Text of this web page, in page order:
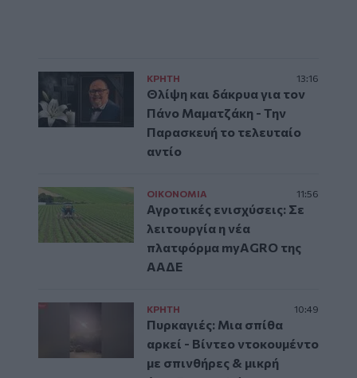
ΚΡΗΤΗ 13:16
Θλίψη και δάκρυα για τον
Πάνο Μαματζάκη - Την
Παρασκευή το τελευταίο
αντίο
ΟΙΚΟΝΟΜΙΑ 11:56
Αγροτικές ενισχύσεις: Σε
λειτουργία η νέα
πλατφόρμα myAGRO της
ΑΑΔΕ
ΚΡΗΤΗ 10:49
Πυρκαγιές: Μια σπίθα
αρκεί - Βίντεο ντοκουμέντο
με σπινθήρες & μικρή